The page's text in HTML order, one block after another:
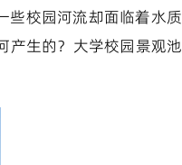
些校园河流却面临着水质
产生的？大学校园景观池